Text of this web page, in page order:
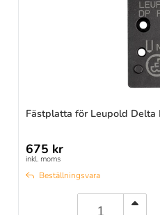
Fästplatta för Leupold
675 kr
inkl. moms
Beställningsvara